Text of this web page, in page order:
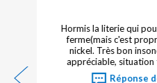
Hormis la literie qui
ferme(mais c'est
nickel. Très bon
appréciable,
Réponse